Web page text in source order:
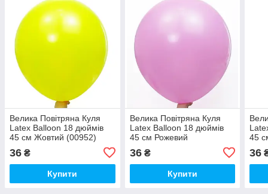
Велика Повітряна Куля
Latex Balloon 18 дюймів
45 см Жовтий (00952)
36 ₴
Купити
Велика Повітряна Куля
Latex Balloon 18 дюймів
45 см Рожевий
36₴
Купити
45
36